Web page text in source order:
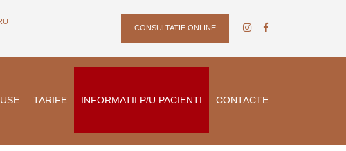
CONSULTATIE ONLINE
TARIFE INFORMATII P/U PACIENTI CONTACTE